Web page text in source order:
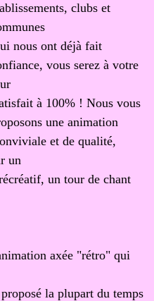
clubs et
nous ont déjà fait
vous serez à votre
à 100% ! Nous vous
une animation
et de qualité,
un
un tour de chant
axée "rétro" qui
la plupart du temps